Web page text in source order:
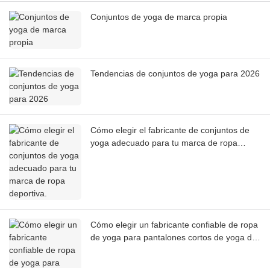
Conjuntos de yoga de marca propia
Tendencias de conjuntos de yoga para 2026
Cómo elegir el fabricante de conjuntos de
yoga adecuado para tu marca de ropa
Cómo elegir un fabricante confiable de ropa
de yoga para pantalones cortos de yoga de